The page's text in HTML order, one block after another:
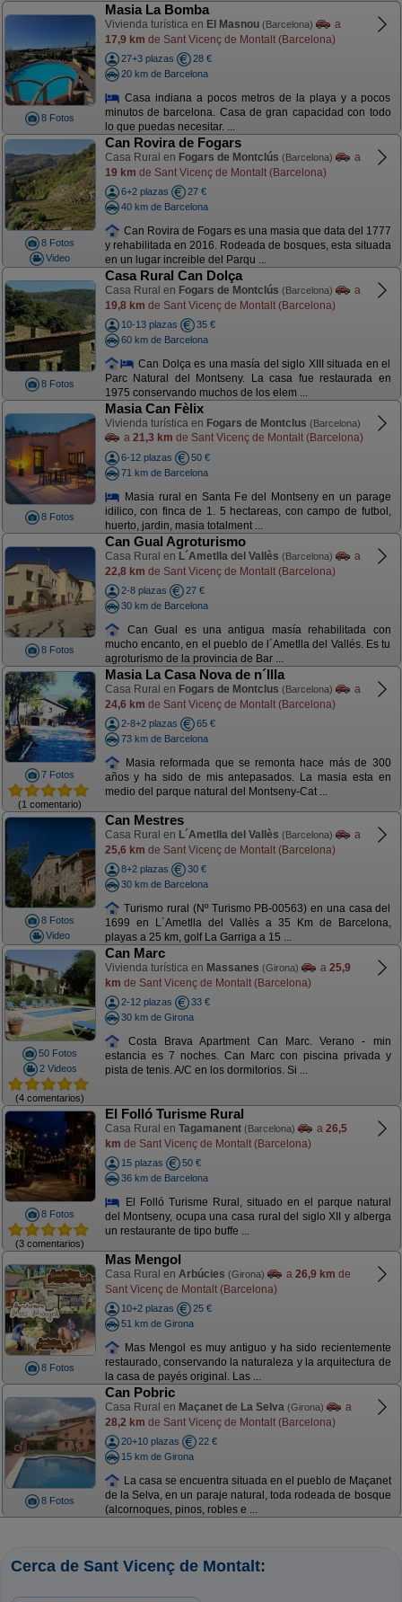
8 Fotos
Masia La Bomba
Vivienda turística en El Masnou (Barcelona)
a
17,9 km de Sant Vicenç de Montalt (Barcelona)
27+3 plazas
28 €
20 km de Barcelona
Casa indiana a pocos metros de la playa y a pocos
minutos de barcelona. Casa de gran capacidad con todo
lo que puedas necesitar. ...
8 Fotos
Video
Can Rovira de Fogars
Casa Rural en Fogars de Montclús (Barcelona)
a
19 km de Sant Vicenç de Montalt (Barcelona)
6+2 plazas
27 €
40 km de Barcelona
Can Rovira de Fogars es una masia que data del 1777
y rehabilitada en 2016. Rodeada de bosques, esta situada
en un lugar increible del Parqu ...
8 Fotos
Casa Rural Can Dolça
Casa Rural en Fogars de Montclús (Barcelona)
a
19,8 km de Sant Vicenç de Montalt (Barcelona)
10-13 plazas
35 €
60 km de Barcelona
Can Dolça es una masía del siglo XIII situada en el
Parc Natural del Montseny. La casa fue restaurada en
1975 conservando muchos de los elem ...
8 Fotos
Masia Can Fèlix
Vivienda turística en Fogars de Montclus (Barcelona)
a 21,3 km de Sant Vicenç de Montalt (Barcelona)
6-12 plazas
50 €
71 km de Barcelona
Masia rural en Santa Fe del Montseny en un parage
idilico, con finca de 1. 5 hectareas, con campo de futbol,
huerto, jardin, masia totalment ...
8 Fotos
Can Gual Agroturismo
Casa Rural en L´Ametlla del Vallès (Barcelona)
a
22,8 km de Sant Vicenç de Montalt (Barcelona)
2-8 plazas
27 €
30 km de Barcelona
Can Gual es una antigua masía rehabilitada con
mucho encanto, en el pueblo de l´Ametlla del Vallés. Es tu
agroturismo de la provincia de Bar ...
7 Fotos
(1 comentario)
Masia La Casa Nova de n´Illa
Casa Rural en Fogars de Montclus (Barcelona)
a
24,6 km de Sant Vicenç de Montalt (Barcelona)
2-8+2 plazas
65 €
73 km de Barcelona
Masia reformada que se remonta hace más de 300
años y ha sido de mis antepasados. La masia esta en
medio del parque natural del Montseny-Cat ...
8 Fotos
Video
Can Mestres
Casa Rural en L´Ametlla del Vallès (Barcelona)
a
25,6 km de Sant Vicenç de Montalt (Barcelona)
8+2 plazas
30 €
30 km de Barcelona
Turismo rural (Nº Turismo PB-00563) en una casa del
1699 en L´Ametlla del Vallès a 35 Km de Barcelona,
playas a 25 km, golf La Garriga a 15 ...
50 Fotos
2 Videos
(4 comentarios)
Can Marc
Vivienda turística en Massanes (Girona) a 25,9
km de Sant Vicenç de Montalt (Barcelona)
2-12 plazas
33 €
30 km de Girona
Costa Brava Apartment Can Marc. Verano - min
estancia es 7 noches. Can Marc con piscina privada y
pista de tenis. A/C en los dormitorios. Si ...
8 Fotos
(3 comentarios)
El Folló Turisme Rural
Casa Rural en Tagamanent (Barcelona) a 26,5
km de Sant Vicenç de Montalt (Barcelona)
15 plazas
50 €
36 km de Barcelona
El Folló Turisme Rural, situado en el parque natural
del Montseny, ocupa una casa rural del siglo XII y alberga
un restaurante de tipo buffe ...
8 Fotos
Mas Mengol
Casa Rural en Arbúcies (Girona) a 26,9 km de
Sant Vicenç de Montalt (Barcelona)
10+2 plazas
25 €
51 km de Girona
Mas Mengol es muy antiguo y ha sido recientemente
restaurado, conservando la naturaleza y la arquitectura de
la casa de payés original. Las ...
8 Fotos
Can Pobric
Casa Rural en Maçanet de La Selva (Girona)
a
28,2 km de Sant Vicenç de Montalt (Barcelona)
20+10 plazas
22 €
15 km de Girona
La casa se encuentra situada en el pueblo de Maçanet
de la Selva, en un paraje natural, toda rodeada de bosque
(alcornoques, pinos, robles e ...
Cerca de Sant Vicenç de Montalt: